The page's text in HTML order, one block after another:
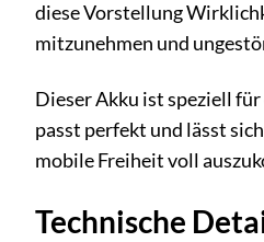
diese Vorstellung
mitzunehmen und
Dieser Akku ist speziell
passt perfekt und lässt
mobile Freiheit voll
Technische